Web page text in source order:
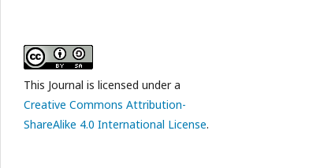
This Journal is licensed under a
Creative Commons Attribution-
ShareAlike 4.0 International License.